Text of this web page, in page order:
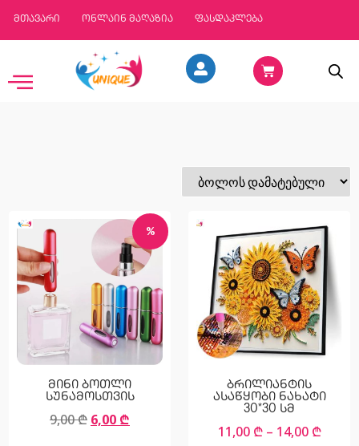
მთავარი ონლაინ მაღაზია ფასდაკლება
%
მინი ბოთლი
სუნამოსთვის
9,00₾ 6,00 ₾
ბრილიანტის
ასაწყობი ნახატი
30*30 სმ
11,00 ₾ – 14,00 ₾